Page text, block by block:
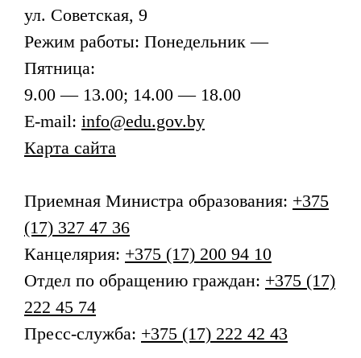
ул. Советская, 9
Режим работы: Понедельник —
Пятница:
9.00 — 13.00; 14.00 — 18.00
E-mail: info@edu.gov.by
Карта сайта
Приемная Министра образования: +375
(17) 327 47 36
Канцелярия: +375 (17) 200 94 10
Отдел по обращению граждан: +375 (17)
222 45 74
Пресс-служба: +375 (17) 222 42 43